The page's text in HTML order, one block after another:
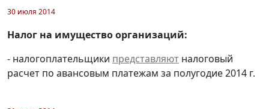
30 июля 2014
Налог на имущество организаций:
- налогоплательщики представляют налоговый
расчет по авансовым платежам за полугодие 2014 г.